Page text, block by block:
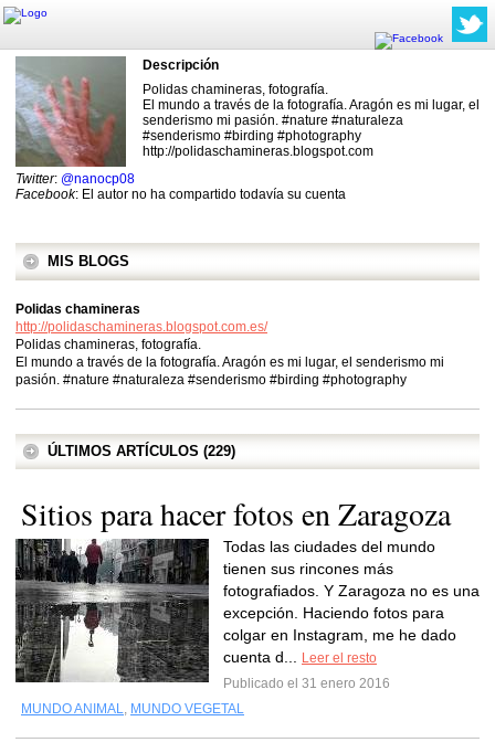
Descripción
Polidas chamineras, fotografía.
El mundo a través de la fotografía. Aragón es mi lugar, el
senderismo mi pasión. #nature #naturaleza
#senderismo #birding #photography
http://polidaschamineras.blogspot.com
Twitter: @nanocp08
Facebook: El autor no ha compartido todavía su cuenta
MIS BLOGS
Polidas chamineras
http://polidaschamineras.blogspot.com.es/
Polidas chamineras, fotografía.
El mundo a través de la fotografía. Aragón es mi lugar, el senderismo mi
pasión. #nature #naturaleza #senderismo #birding #photography
ÚLTIMOS ARTÍCULOS (229)
Sitios para hacer fotos en Zaragoza
Todas las ciudades del mundo
tienen sus rincones más
fotografiados. Y Zaragoza no es una
excepción. Haciendo fotos para
colgar en Instagram, me he dado
cuenta d...
Leer el resto
Publicado el 31 enero 2016
MUNDO ANIMAL, MUNDO VEGETAL